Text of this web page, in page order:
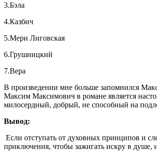
3.Бэла
4.Казбич
5.Мери Лиговская
6.Грушницкий
7.Вера
В произведении мне больше запомнился
Максим Максимович в романе является
милосердный, добрый, не способный на
Вывод:
Если отступать от духовных принципов и
приключения, чтобы зажигать искру в душе,